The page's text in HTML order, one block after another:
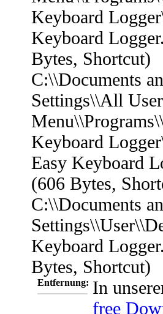
Keyboard
Keyboard
Bytes, Shortcut)
C:\\Documents
Settings\\All
Keyboard
Easy Keyboard
(606 Bytes,
C:\\Documents
Keyboard
Bytes, Shortcut)
Entfernung: In
free